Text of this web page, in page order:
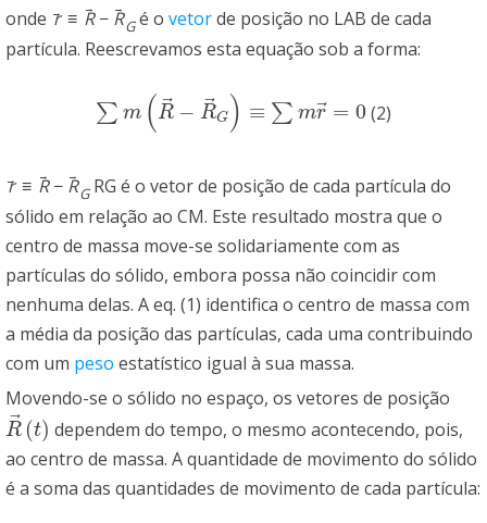
onde →
r ≡ →
R − →
RGé o vetorde posição no LAB de cada
partícula. Reescrevamos esta equação sob a forma:
∑ m (R⃗ − R⃗
G ) ≡ ∑ mr = 0
∑ m (R→ −R → G)≡∑ m r→ = 0 (2)
→
r ≡ →
R − →
RGRG é o vetor de posição de cada partícula do
sólido em relação ao CM. Este resultado mostra que o
centro de massa move-se solidariamente com as
partículas do sólido, embora possa não coincidir com
nenhuma delas. A eq. (1) identifica o centro de massa com
a média da posição das partículas, cada uma contribuindo
com um peso estatístico igual à sua massa.
Movendo-se o sólido no espaço, os vetores de posição
R⃗ (t)
R→(t) dependem do tempo, o mesmo acontecendo, pois,
ao centro de massa. A quantidade de movimento do sólido
é a soma das quantidades de movimento de cada partícula: